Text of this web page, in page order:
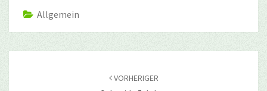
Allgemein
VORHERIGER